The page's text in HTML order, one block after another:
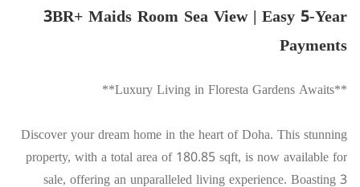
3BR+ Maids Room Sea View | Easy 5-Year
Payments
**Luxury Living in Floresta Gardens Awaits**
Discover your dream home in the heart of Doha. This stunning
property, with a total area of 180.85 sqft, is now available for
sale, offering an unparalleled living experience. Boasting 3